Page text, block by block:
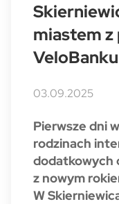
miastem
VeloBanku
03.09.2025
Pierwsze dni
rodzinach
dodatkowych
z nowym
W